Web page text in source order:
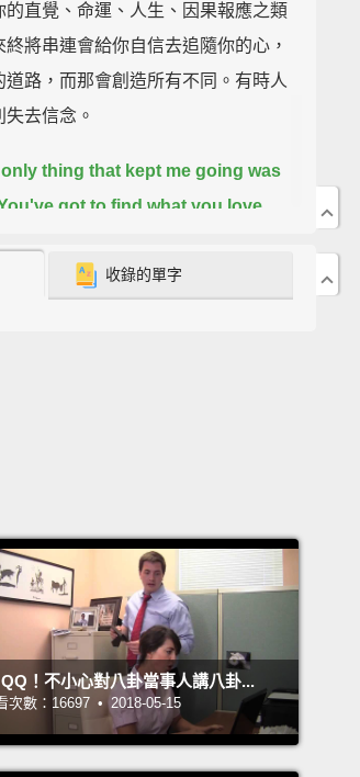
直覺、命運、人生、因果報應之類
將串連會給你自信去追隨你的心，
道路，而那會創造所有不同。有時人
去信念。
thing that kept me going was
got to find what you love,
part of your life, and the only way
have a lot of passion for what
true. And the reason
that if you don't, any rational
It's really hard, and you have to do
of time.
So if you don't love it, if
it, you don't really love it,
收錄的單字
！不小心對八卦當事人講八卦...
次數：16697 • 2018-05-15